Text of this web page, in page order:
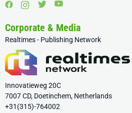
Corporate & Media
Realtimes - Publishing Network
Innovatieweg 20C
7007 CD, Doetinchem, Netherlands
+31(315)-764002